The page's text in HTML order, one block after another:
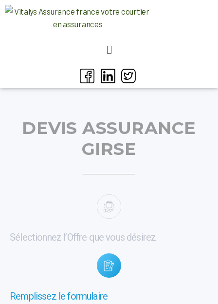
DEVIS ASSURANCE
GIRSE
Sélectionnez l’Offre que vous désirez
Remplissez le formulaire